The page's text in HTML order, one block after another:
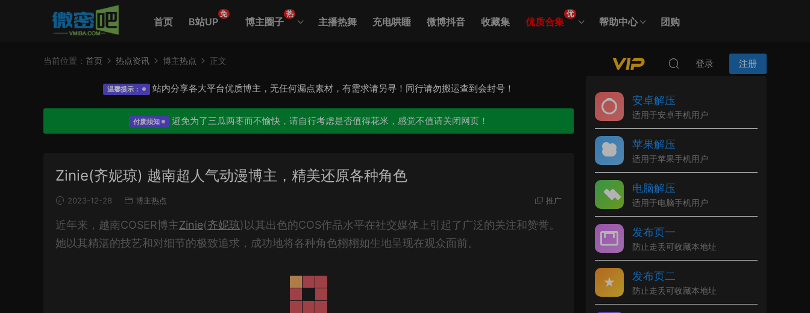
首页 B站UP
免
博主圈子
热
主播热舞 充电哄睡 微博抖音 收藏集 优质合集
优
帮助中心 团购
登录 注册
当前位置： 首页 热点资讯 博主热点 正文
温馨提示： 站内分享各大平台优质博主，无任何漏点素材，有需求请另寻！同行请勿搬运查到会封号！
付废须知 避免为了三瓜两枣而不愉快，请自行考虑是否值得花米，感觉不值请关闭网页！
Zinie(齐妮琼) 越南超人气动漫博主，精美还原各种角色
2023-12-28 博主热点 推广
近年来，越南COSER博主Zinie(齐妮琼)以其出色的COS作品水平在社交媒体上引起了广泛的关注和赞誉。
她以其精湛的技艺和对细节的极致追求，成功地将各种角色栩栩如生地呈现在观众面前。
安卓解压
适用于安卓手机用户
苹果解压
适用于苹果手机用户
电脑解压
适用于电脑手机用户
发布页一
防止走丢可收藏本地址
发布页二
防止走丢可收藏本地址